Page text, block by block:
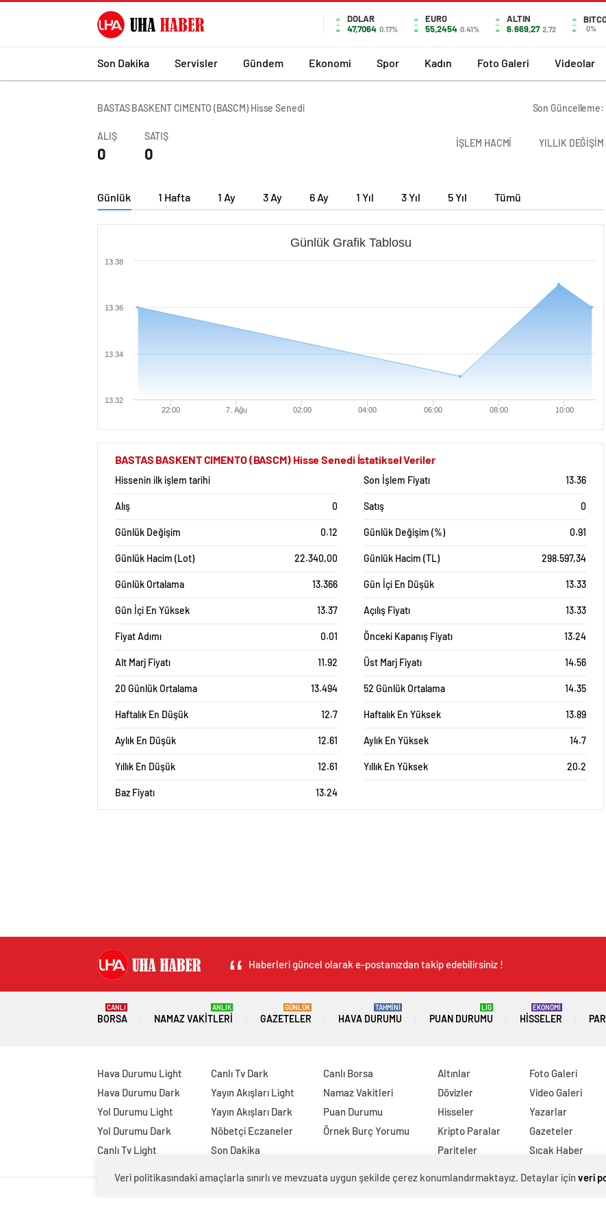
DOLAR
47,7064 0.17%
EURO
55,2454 0.41%
ALTIN
6.669,27 2,72 0%
Son Dakika Servisler Gündem Ekonomi Spor Kadın Foto Galeri Videolar
BASTAS BASKENT CIMENTO (BASCM) Hisse Senedi Son Güncelleme:
ALIŞ
0
SATIŞ
0
İŞLEM HACMİ YILLIK DEĞİŞİM
Günlük 1 Hafta 1 Ay 3 Ay 6 Ay 1 Yıl 3 Yıl 5 Yıl Tümü
Günlük Grafik Tablosu
22:00 7. Ağu 02:00 04:00 06:00 08:00 10:00
13.32
13.34
13.36
13.38
BASTAS BASKENT CIMENTO (BASCM) Hisse Senedi İstatiksel Veriler
Hissenin ilk işlem tarihi Son İşlem Fiyatı 13.36
Alış 0 Satış 0
Günlük Değişim 0.12 Günlük Değişim (%) 0.91
Günlük Hacim (Lot) 22.340,00 Günlük Hacim (TL) 298.597,34
Günlük Ortalama 13.366 Gün İçi En Düşük 13.33
Gün İçi En Yüksek 13.37 Açılış Fiyatı 13.33
Fiyat Adımı 0.01 Önceki Kapanış Fiyatı 13.24
Alt Marj Fiyatı 11.92 Üst Marj Fiyatı 14.56
20 Günlük Ortalama 13.494 52 Günlük Ortalama 14.35
Haftalık En Düşük 12.7 Haftalık En Yüksek 13.89
Aylık En Düşük 12.61 Aylık En Yüksek 14.7
Yıllık En Düşük 12.61 Yıllık En Yüksek 20.2
Baz Fiyatı 13.24
Haberleri güncel olarak e-postanızdan takip edebilirsiniz !
BORSA
CANLI
NAMAZ VAKITLERI
ANLIK
GAZETELER
GÜNLÜK
HAVA DURUMU
TAHMİNİ
PUAN DURUMU
LİG
HISSELER
EKONOMİ
Hava Durumu Light
Hava Durumu Dark
Yol Durumu Light
Yol Durumu Dark
Canlı Tv Light
Canlı Tv Dark
Yayın Akışları Light
Yayın Akışları Dark
Nöbetçi Eczaneler
Son Dakika
Canlı Borsa
Namaz Vakitleri
Puan Durumu
Örnek Burç Yorumu
Altınlar
Dövizler
Hisseler
Kripto Paralar
Pariteler
Foto Galeri
Video Galeri
Yazarlar
Gazeteler
Sıcak Haber
Veri politikasındaki amaçlarla sınırlı ve mevzuata uygun şekilde çerez konumlandırmaktayız. Detaylar için veri